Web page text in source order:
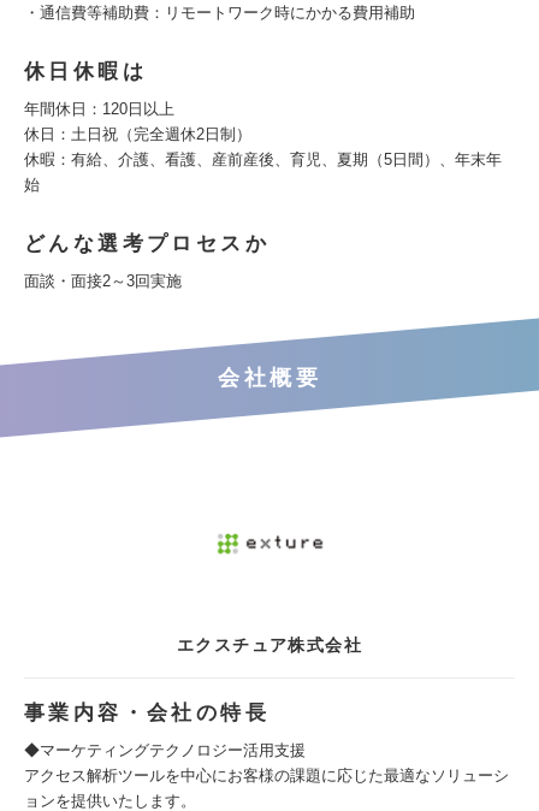
・通信費等補助費：リモートワーク時にかかる費用補助
休日休暇は
年間休日：120日以上
休日：土日祝（完全週休2日制）
休暇：有給、介護、看護、産前産後、育児、夏期（5日間）、年末年
始
どんな選考プロセスか
面談・面接2～3回実施
会社概要
エクスチュア株式会社
事業内容・会社の特長
◆マーケティングテクノロジー活用支援
アクセス解析ツールを中心にお客様の課題に応じた最適なソリューシ
ョンを提供いたします。